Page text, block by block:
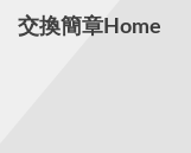
交換簡章 Home